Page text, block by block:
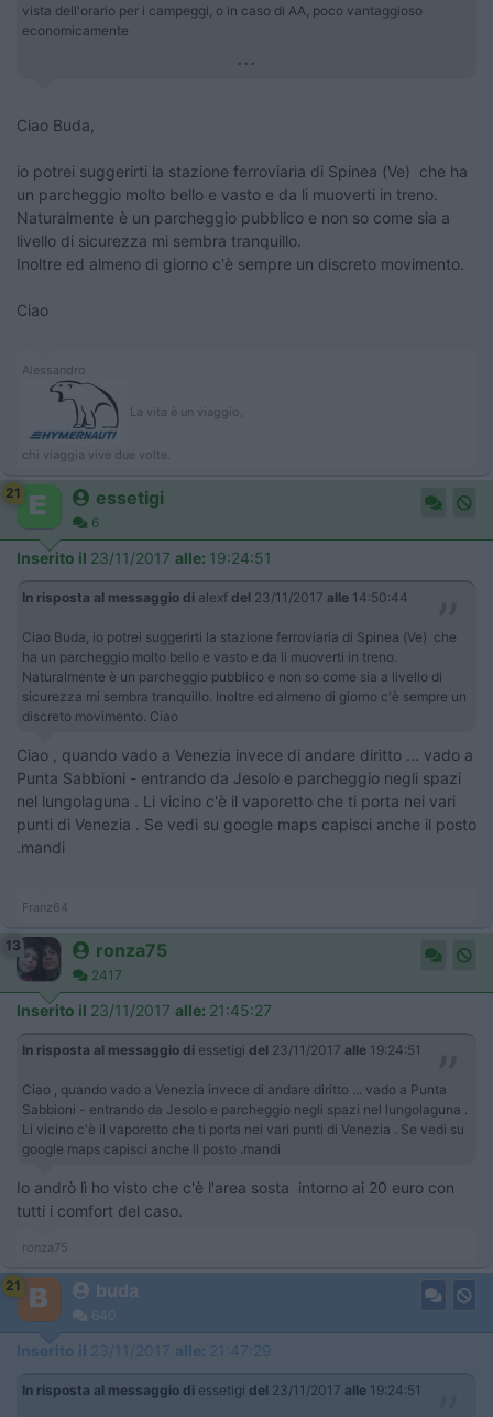
vista dell'orario per i campeggi, o in caso di AA, poco vantaggioso
economicamente
...
Ciao Buda,
io potrei suggerirti la stazione ferroviaria di Spinea (Ve) che ha
un parcheggio molto bello e vasto e da li muoverti in treno.
Naturalmente è un parcheggio pubblico e non so come sia a
livello di sicurezza mi sembra tranquillo.
Inoltre ed almeno di giorno c'è sempre un discreto movimento.
Ciao
Alessandro
La vita è un viaggio,
chi viaggia vive due volte.
21 essetigi
6
Inserito il 23/11/2017 alle: 19:24:51
In risposta al messaggio di alexf del 23/11/2017 alle 14:50:44
Ciao Buda, io potrei suggerirti la stazione ferroviaria di Spinea (Ve) che
ha un parcheggio molto bello e vasto e da li muoverti in treno.
Naturalmente è un parcheggio pubblico e non so come sia a livello di
sicurezza mi sembra tranquillo. Inoltre ed almeno di giorno c'è sempre un
discreto movimento. Ciao
Ciao , quando vado a Venezia invece di andare diritto ... vado a
Punta Sabbioni - entrando da Jesolo e parcheggio negli spazi
nel lungolaguna . Li vicino c'è il vaporetto che ti porta nei vari
punti di Venezia . Se vedi su google maps capisci anche il posto
.mandi
Franz64
13 ronza75
2417
Inserito il 23/11/2017 alle: 21:45:27
In risposta al messaggio di essetigi del 23/11/2017 alle 19:24:51
Ciao , quando vado a Venezia invece di andare diritto ... vado a Punta
Sabbioni - entrando da Jesolo e parcheggio negli spazi nel lungolaguna .
Li vicino c'è il vaporetto che ti porta nei vari punti di Venezia . Se vedi su
google maps capisci anche il posto .mandi
Io andrò lì ho visto che c'è l'area sosta intorno ai 20 euro con
tutti i comfort del caso.
ronza75
21 buda
640
Inserito il 23/11/2017 alle: 21:47:29
In risposta al messaggio di essetigi del 23/11/2017 alle 19:24:51